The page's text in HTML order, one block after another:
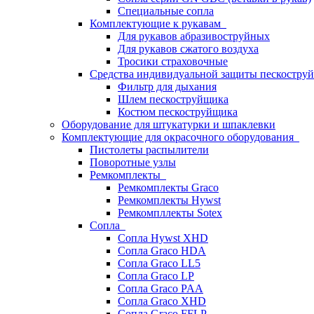
Специальные сопла
Комплектующие к рукавам
Для рукавов абразивоструйных
Для рукавов сжатого воздуха
Тросики страховочные
Средства индивидуальной защиты
Фильтр для дыхания
Шлем пескоструйщика
Костюм пескоструйщика
Оборудование для штукатурки и шпаклевки
Комплектующие для окрасочного оборудования
Пистолеты распылители
Поворотные узлы
Ремкомплекты
Ремкомплекты Graco
Ремкомплекты Hywst
Ремкомпллекты Sotex
Сопла
Сопла Hywst XHD
Сопла Graco HDA
Сопла Graco LL5
Сопла Graco LP
Сопла Graco PAA
Сопла Graco XHD